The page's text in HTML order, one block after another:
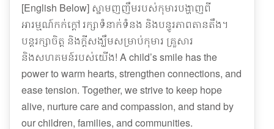
[English Below] ស្នាមញញឹមរបស់កុមារបង្ហាញពី
អារម្មណ៍កក់ក្តៅ រក្សាទំនាក់ទំនង និងបន្ធូរភាពតានតឹង។
បន្តរក្សាចិត្ត និងក្តីសង្ឃឹមសម្រាប់កុមារ គ្រួសារ
និងសហគមន៍របស់យើង! A child’s smile has the
power to warm hearts, strengthen connections, and
ease tension. Together, we strive to keep hope
alive, nurture care and compassion, and stand by
our children, families, and communities.